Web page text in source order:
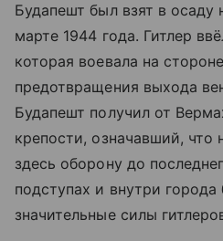
Будапешт был взят в
марте 1944 года. Гитлер
которая воевала на
предотвращения выхода
Будапешт получил от
крепости, означавший, что
здесь оборону до
подступах и внутри
значительные силы